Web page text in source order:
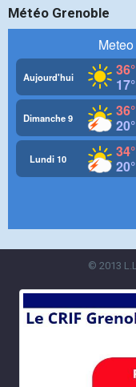
Météo Grenoble
© 2013